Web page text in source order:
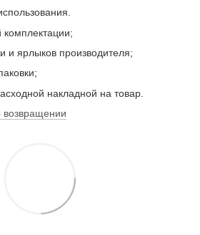
и ярлыков производителя;
накладной на товар.